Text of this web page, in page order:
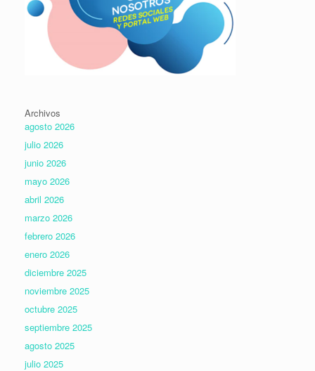
Archivos
agosto 2026
julio 2026
junio 2026
mayo 2026
abril 2026
marzo 2026
febrero 2026
enero 2026
diciembre 2025
noviembre 2025
octubre 2025
septiembre 2025
agosto 2025
julio 2025